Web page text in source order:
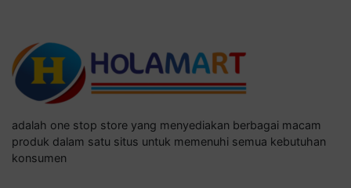
adalah one stop store yang menyediakan berbagai macam
produk dalam satu situs untuk memenuhi semua kebutuhan
konsumen